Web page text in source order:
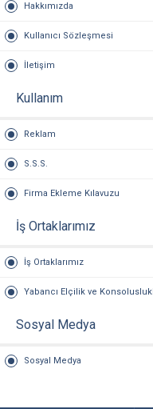
Hakkımızda
Kullanıcı Sözleşmesi
İletişim
Kullanım
Reklam
S.S.S.
Firma Ekleme Kılavuzu
İş Ortaklarımız
İş Ortaklarımız
Yabancı Elçilik ve
Sosyal Medya
Sosyal Medya